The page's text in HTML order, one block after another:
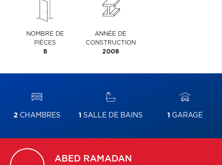
NOMBRE DE
PIÈCES
8
ANNÉE DE
CONSTRUCTION
2008
2 CHAMBRES 1 SALLE DE BAINS 1 GARAGE
ABED RAMADAN